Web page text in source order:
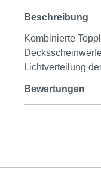
Beschreibung
Kombinierte
Lichtverteilung
Bewertungen